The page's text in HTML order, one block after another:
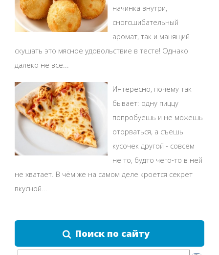
начинка внутри,
сногсшибательный
аромат, так и манящий
скушать это мясное удовольствие в тесте! Однако
далеко не все...
Интересно, почему так
бывает: одну пиццу
попробуешь и не можешь
оторваться, а съешь
кусочек другой - совсем
не то, будто чего-то в ней
не хватает. В чём же на самом деле кроется секрет
вкусной...
Поиск по сайту